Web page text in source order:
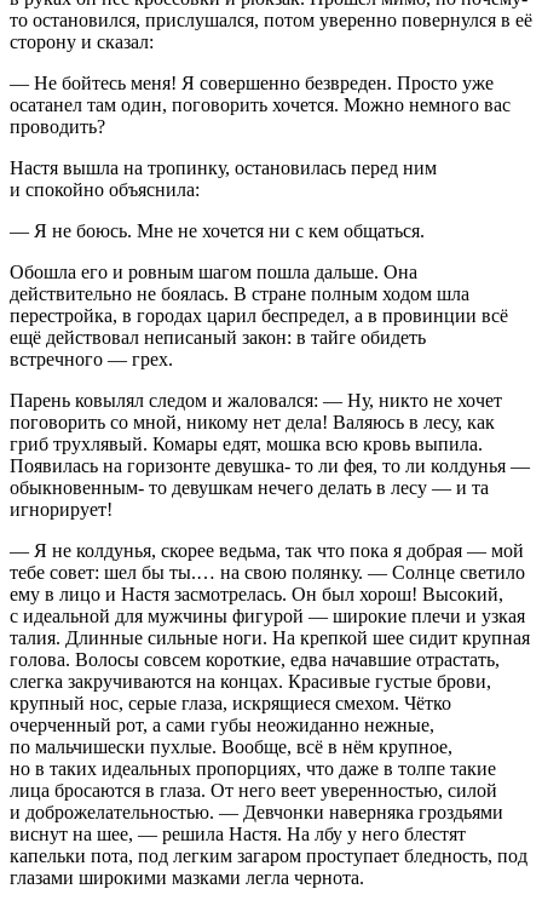
то остановился, прислушался, потом уверенно повернулся в её
сторону и сказал:
— Не бойтесь меня! Я совершенно безвреден. Просто уже
осатанел там один, поговорить хочется. Можно немного вас
проводить?
Настя вышла на тропинку, остановилась перед ним
и спокойно объяснила:
— Я не боюсь. Мне не хочется ни с кем общаться.
Обошла его и ровным шагом пошла дальше. Она
действительно не боялась. В стране полным ходом шла
перестройка, в городах царил беспредел, а в провинции всё
ещё действовал неписаный закон: в тайге обидеть
встречного — грех.
Парень ковылял следом и жаловался: — Ну, никто не хочет
поговорить со мной, никому нет дела! Валяюсь в лесу, как
гриб трухлявый. Комары едят, мошка всю кровь выпила.
Появилась на горизонте девушка- то ли фея, то ли колдунья —
обыкновенным- то девушкам нечего делать в лесу — и та
игнорирует!
— Я не колдунья, скорее ведьма, так что пока я добрая — мой
тебе совет: шел бы ты.… на свою полянку. — Солнце светило
ему в лицо и Настя засмотрелась. Он был хорош! Высокий,
с идеальной для мужчины фигурой — широкие плечи и узкая
талия. Длинные сильные ноги. На крепкой шее сидит крупная
голова. Волосы совсем короткие, едва начавшие отрастать,
слегка закручиваются на концах. Красивые густые брови,
крупный нос, серые глаза, искрящиеся смехом. Чётко
очерченный рот, а сами губы неожиданно нежные,
по мальчишески пухлые. Вообще, всё в нём крупное,
но в таких идеальных пропорциях, что даже в толпе такие
лица бросаются в глаза. От него веет уверенностью, силой
и доброжелательностью. — Девчонки наверняка гроздьями
виснут на шее, — решила Настя. На лбу у него блестят
капельки пота, под легким загаром проступает бледность, под
глазами широкими мазками легла чернота.